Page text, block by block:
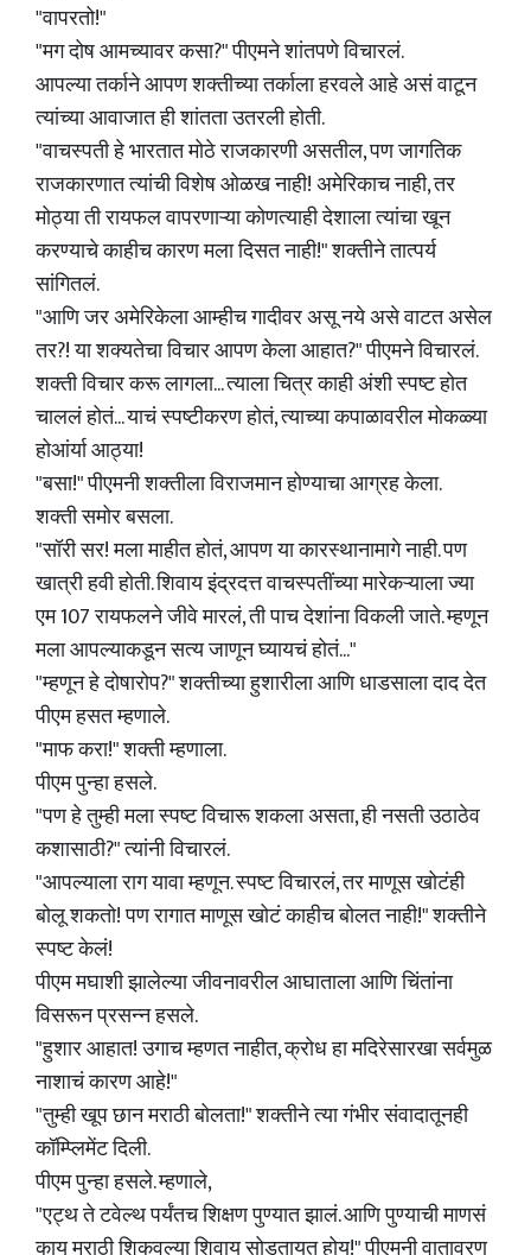
"वापरतो!"
"मग दोष आमच्यावर कसा?" पीएमने शांतपणे विचारलं.
आपल्या तर्काने आपण शक्तीच्या तर्काला हरवले आहे असं वाटून
त्यांच्या आवाजात ही शांतता उतरली होती.
"वाचस्पती हे भारतात मोठे राजकारणी असतील, पण जागतिक
राजकारणात त्यांची विशेष ओळख नाही! अमेरिकाच नाही, तर
मोठ्या ती रायफल वापरणाऱ्या कोणत्याही देशाला त्यांचा खून
करण्याचे काहीच कारण मला दिसत नाही!" शक्तीने तात्पर्य
सांगितलं.
"आणि जर अमेरिकेला आम्हीच गादीवर असू नये असे वाटत असेल
तर?! या शक्यतेचा विचार आपण केला आहात?" पीएमने विचारलं.
शक्ती विचार करू लागला... त्याला चित्र काही अंशी स्पष्ट होत
चाललं होतं... याचं स्पष्टीकरण होतं, त्याच्या कपाळावरील मोकळ्या
होआंर्या आठ्या!
"बसा!" पीएमनी शक्तीला विराजमान होण्याचा आग्रह केला.
शक्ती समोर बसला.
"सॉरी सर! मला माहीत होतं, आपण या कारस्थानामागे नाही. पण
खात्री हवी होती. शिवाय इंद्रदत्त वाचस्पतींच्या मारेकऱ्याला ज्या
एम 107 रायफलने जीवे मारलं, ती पाच देशांना विकली जाते. म्हणून
मला आपल्याकडून सत्य जाणून घ्यायचं होतं..."
"म्हणून हे दोषारोप?" शक्तीच्या हुशारीला आणि धाडसाला दाद देत
पीएम हसत म्हणाले.
"माफ करा!" शक्ती म्हणाला.
पीएम पुन्हा हसले.
"पण हे तुम्ही मला स्पष्ट विचारू शकला असता, ही नसती उठाठेव
कशासाठी?" त्यांनी विचारलं.
"आपल्याला राग यावा म्हणून. स्पष्ट विचारलं, तर माणूस खोटंही
बोलू शकतो! पण रागात माणूस खोटं काहीच बोलत नाही!" शक्तीने
स्पष्ट केलं!
पीएम मघाशी झालेल्या जीवनावरील आघाताला आणि चिंतांना
विसरून प्रसन्न हसले.
"हुशार आहात! उगाच म्हणत नाहीत, क्रोध हा मदिरेसारखा सर्वमुळ
नाशाचं कारण आहे!"
"तुम्ही खूप छान मराठी बोलता!" शक्तीने त्या गंभीर संवादातूनही
कॉम्प्लिमेंट दिली.
पीएम पुन्हा हसले. म्हणाले,
"एट्थ ते टवेल्थ पर्यंतच शिक्षण पुण्यात झालं. आणि पुण्याची माणसं